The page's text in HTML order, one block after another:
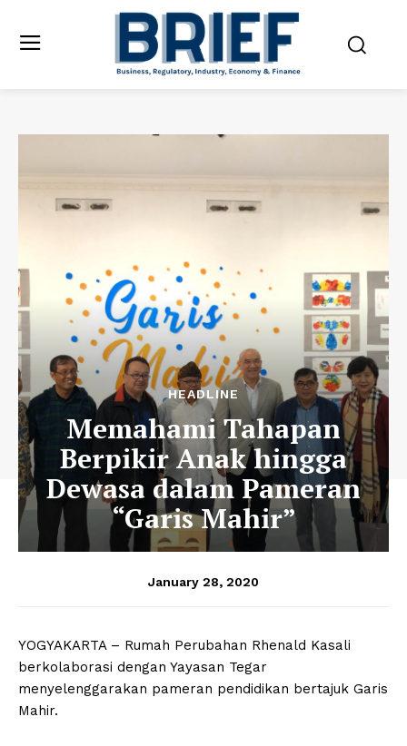
HEADLINE
Memahami Tahapan
Berpikir Anak hingga
Dewasa dalam Pameran
“Garis Mahir”
January 28, 2020
YOGYAKARTA – Rumah Perubahan Rhenald Kasali
berkolaborasi dengan Yayasan Tegar
menyelenggarakan pameran pendidikan bertajuk Garis
Mahir.